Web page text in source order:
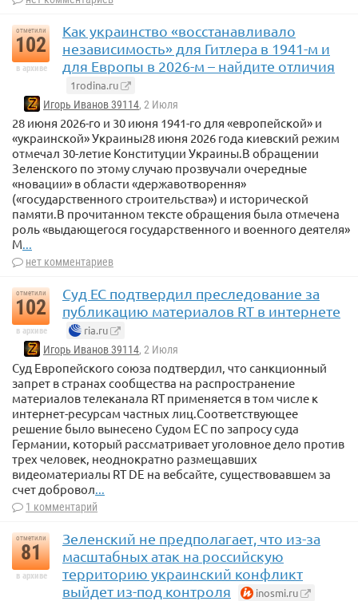
отметили
102
в архиве
Как украинство «восстанавливало
независимость» для Гитлера в 1941-м и
для Европы в 2026-м – найдите отличия
1rodina.ru
Игорь Иванов 39114, 2 Июля
28 июня 2026-го и 30 июня 1941-го для «европейской» и
«украинской» Украины28 июня 2026 года киевский режим
отмечал 30-летие Конституции Украины.В обращении
Зеленского по этому случаю прозвучали очередные
«новации» в области «державотворення»
(«государственного строительства») и исторической
памяти.В прочитанном тексте обращения была отмечена
роль «выдающегося государственного и военного деятеля»
М...
нет комментариев
отметили
102
в архиве
Суд ЕС подтвердил преследование за
публикацию материалов RT в интернете
ria.ru
Игорь Иванов 39114, 2 Июля
Суд Европейского союза подтвердил, что санкционный
запрет в странах сообщества на распространение
материалов телеканала RT применяется в том числе к
интернет-ресурсам частных лиц.Соответствующее
решение было вынесено Судом ЕС по запросу суда
Германии, который рассматривает уголовное дело против
трех человек, неоднократно размещавших
видеоматериалы RT DE на вебсайте, существовавшем за
счет добровол...
1 комментарий
отметили
81
в архиве
Зеленский не предполагает, что из-за
масштабных атак на российскую
территорию украинский конфликт
выйдет из-под контроля
inosmi.ru